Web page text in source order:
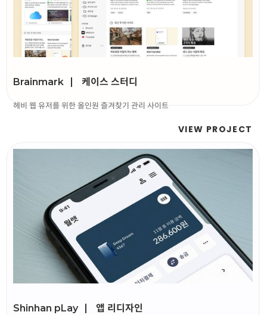
Brainmark 케이스 스터디
헤비 웹 유저를 위한 올인원 즐겨찾기 관리 사이트
VIEW PROJECT
Shinhan pLay 앱 리디자인